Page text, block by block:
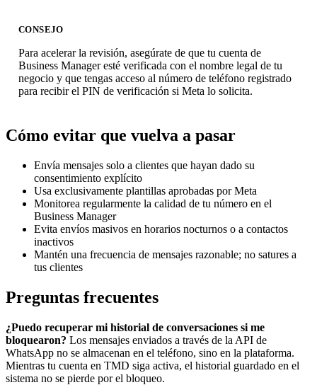
CONSEJO
Para acelerar la revisión, asegúrate de que tu cuenta de
Business Manager esté verificada con el nombre legal de tu
negocio y que tengas acceso al número de teléfono registrado
para recibir el PIN de verificación si Meta lo solicita.
Cómo evitar que vuelva a pasar
Envía mensajes solo a clientes que hayan dado su
consentimiento explícito
Usa exclusivamente plantillas aprobadas por Meta
Monitorea regularmente la calidad de tu número en el
Business Manager
Evita envíos masivos en horarios nocturnos o a contactos
inactivos
Mantén una frecuencia de mensajes razonable; no satures a
tus clientes
Preguntas frecuentes
¿Puedo recuperar mi historial de conversaciones si me
bloquearon? Los mensajes enviados a través de la API de
WhatsApp no se almacenan en el teléfono, sino en la plataforma.
Mientras tu cuenta en TMD siga activa, el historial guardado en el
sistema no se pierde por el bloqueo.